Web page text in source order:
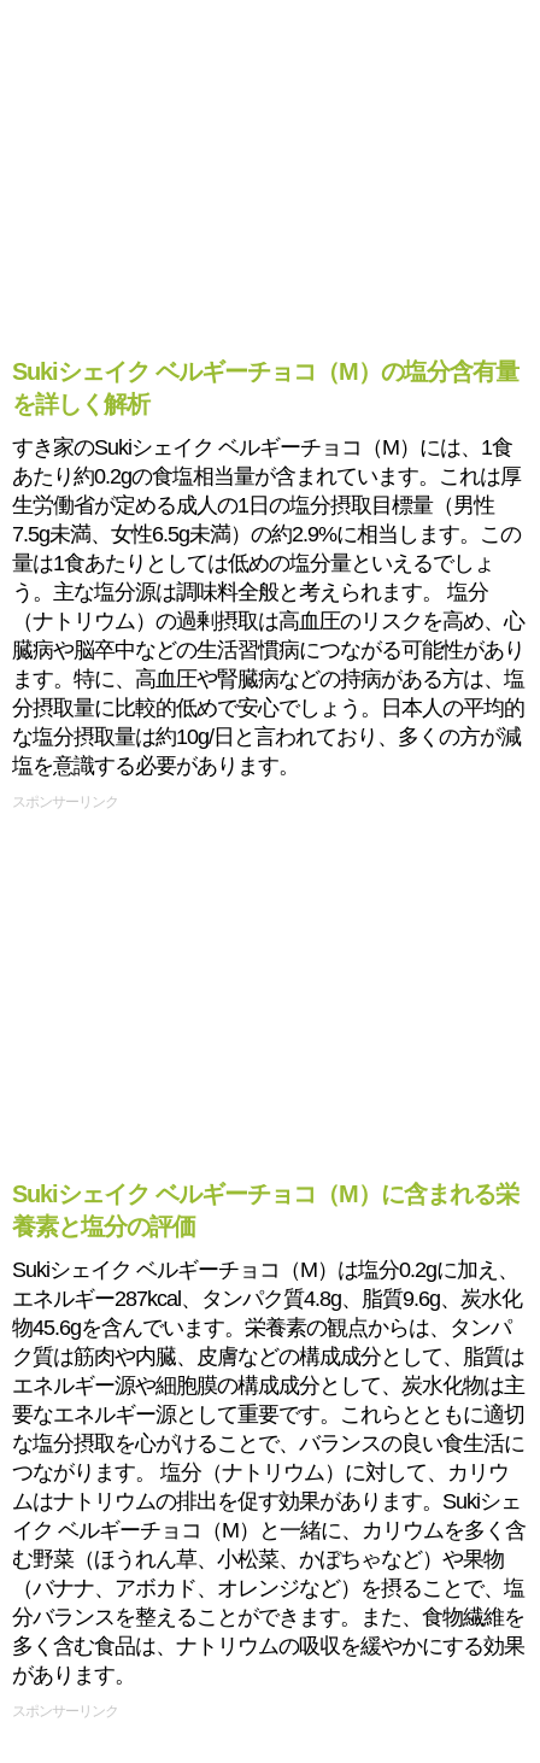
Sukiシェイク ベルギーチョコ（M）の塩分含有量
を詳しく解析
すき家のSukiシェイク ベルギーチョコ（M）には、1食
あたり約0.2gの食塩相当量が含まれています。これは厚
生労働省が定める成人の1日の塩分摂取目標量（男性
7.5g未満、女性6.5g未満）の約2.9%に相当します。この
量は1食あたりとしては低めの塩分量といえるでしょ
う。主な塩分源は調味料全般と考えられます。 塩分
（ナトリウム）の過剰摂取は高血圧のリスクを高め、心
臓病や脳卒中などの生活習慣病につながる可能性があり
ます。特に、高血圧や腎臓病などの持病がある方は、塩
分摂取量に比較的低めで安心でしょう。日本人の平均的
な塩分摂取量は約10g/日と言われており、多くの方が減
塩を意識する必要があります。
スポンサーリンク
Sukiシェイク ベルギーチョコ（M）に含まれる栄
養素と塩分の評価
Sukiシェイク ベルギーチョコ（M）は塩分0.2gに加え、
エネルギー287kcal、タンパク質4.8g、脂質9.6g、炭水化
物45.6gを含んでいます。栄養素の観点からは、タンパ
ク質は筋肉や内臓、皮膚などの構成成分として、脂質は
エネルギー源や細胞膜の構成成分として、炭水化物は主
要なエネルギー源として重要です。これらとともに適切
な塩分摂取を心がけることで、バランスの良い食生活に
つながります。 塩分（ナトリウム）に対して、カリウ
ムはナトリウムの排出を促す効果があります。Sukiシェ
イク ベルギーチョコ（M）と一緒に、カリウムを多く含
む野菜（ほうれん草、小松菜、かぼちゃなど）や果物
（バナナ、アボカド、オレンジなど）を摂ることで、塩
分バランスを整えることができます。また、食物繊維を
多く含む食品は、ナトリウムの吸収を緩やかにする効果
があります。
スポンサーリンク